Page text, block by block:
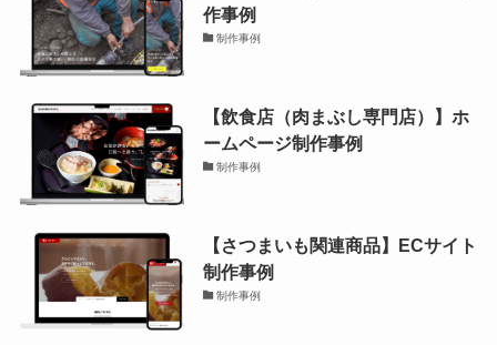
作事例
制作事例
【飲食店（肉まぶし専門店）】ホ
ームページ制作事例
制作事例
【さつまいも関連商品】ECサイト
制作事例
制作事例